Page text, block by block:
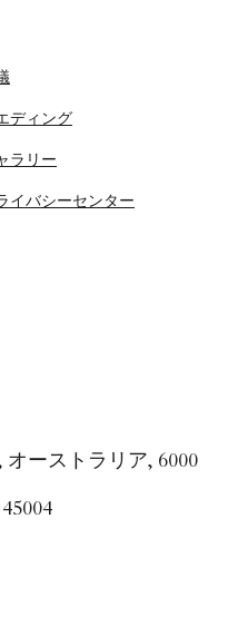
ディング
ラリー
イバシーセンター
ーストラリア, 6000